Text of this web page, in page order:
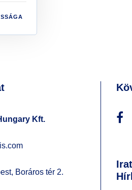
Kft.
Boráros tér 2.